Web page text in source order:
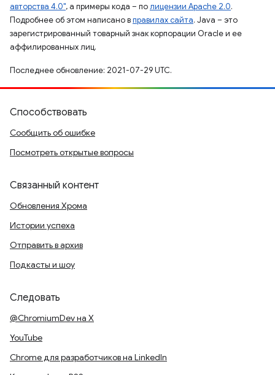
авторства 4.0", а примеры кода – полицензии Apache 2.0.
Подробнее об этом написано вправилах сайта. Java – это
зарегистрированный товарный знак корпорации Oracle и ее
аффилированных лиц.
Последнее обновление: 2021-07-29 UTC.
Способствовать
Сообщить об ошибке
Посмотреть открытые вопросы
Связанный контент
Обновления Хрома
Истории успеха
Отправить в архив
Подкасты и шоу
Следовать
@ChromiumDev на X
YouTube
Chrome для разработчиков на LinkedIn